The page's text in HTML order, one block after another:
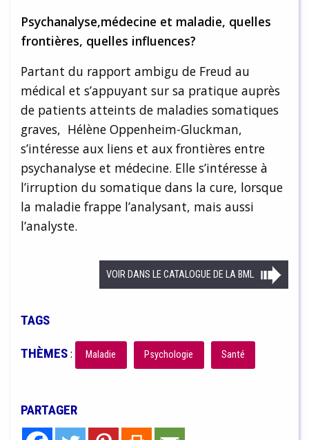
Psychanalyse,médecine et maladie, quelles
frontières, quelles influences?
Partant du rapport ambigu de Freud au
médical et s’appuyant sur sa pratique auprès
de patients atteints de maladies somatiques
graves, Hélène Oppenheim-Gluckman,
s’intéresse aux liens et aux frontières entre
psychanalyse et médecine. Elle s’intéresse à
l’irruption du somatique dans la cure, lorsque
la maladie frappe l’analysant, mais aussi
l’analyste.
VOIR DANS LE CATALOGUE DE LA BML
TAGS
THÈMES: Maladie Psychologie Santé
PARTAGER